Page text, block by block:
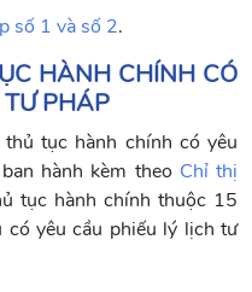
số 1 và số 2.
HÀNH CHÍNH CÓ
TƯ PHÁP
tục hành chính có yêu
hành kèm theo Chỉ thị
tục hành chính thuộc 15
có yêu cầu phiếu lý lịch tư